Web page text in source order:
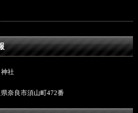
社
奈良市須山町472番